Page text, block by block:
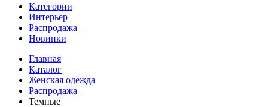
Категории
Интерьер
Распродажа
Новинки
Главная
Каталог
Женская одежда
Распродажа
Темные